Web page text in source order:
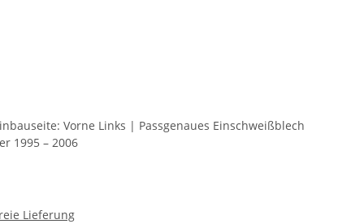
Vorne Links | Passgenaues Einschweißblech
1995 – 2006
Lieferung